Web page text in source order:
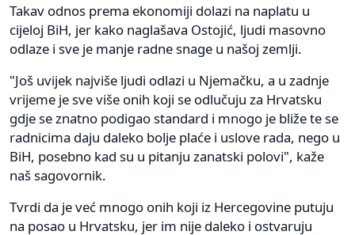
Takav odnos prema ekonomiji dolazi na naplatu u
cijeloj BiH, jer kako naglašava Ostojić, ljudi masovno
odlaze i sve je manje radne snage u našoj zemlji.
"Još uvijek najviše ljudi odlazi u Njemačku, a u zadnje
vrijeme je sve više onih koji se odlučuju za Hrvatsku
gdje se znatno podigao standard i mnogo je bliže te se
radnicima daju daleko bolje plaće i uslove rada, nego u
BiH, posebno kad su u pitanju zanatski polovi", kaže
naš sagovornik.
Tvrdi da je već mnogo onih koji iz Hercegovine putuju
na posao u Hrvatsku, jer im nije daleko i ostvaruju